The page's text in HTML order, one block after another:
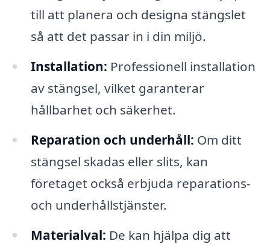
till att planera och designa stängslet
så att det passar in i din miljö.
Installation: Professionell installation
av stängsel, vilket garanterar
hållbarhet och säkerhet.
Reparation och underhåll: Om ditt
stängsel skadas eller slits, kan
företaget också erbjuda reparations-
och underhållstjänster.
Materialval: De kan hjälpa dig att